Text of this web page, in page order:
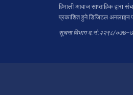
हिमाली आवाज साप्ताहिक द्वारा
प्रकाशित हुने डिजिटल अनलाइन
सूचना विभाग द.नं.:२२९८/